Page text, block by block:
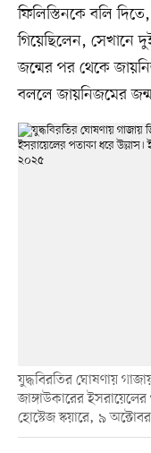
ফিলিস্তিনকে বলি
গিয়েছিলেন,
জন্মের পর থেকে
বললে জায়নিজমের
যুদ্ধবিরতির ঘোষণায়
জাঙ্গাউকারের
হোস্টেজ স্কয়ারে, ৯